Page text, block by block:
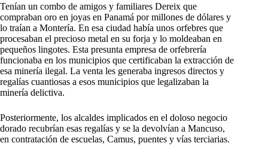
Tenían un combo de amigos y familiares Dereix que
compraban oro en joyas en Panamá por millones de dólares y
lo traían a Montería. En esa ciudad había unos orfebres que
procesaban el precioso metal en su forja y lo moldeaban en
pequeños lingotes. Esta presunta empresa de orfebrería
funcionaba en los municipios que certificaban la extracción de
esa minería ilegal. La venta les generaba ingresos directos y
regalías cuantiosas a esos municipios que legalizaban la
minería delictiva.
Posteriormente, los alcaldes implicados en el doloso negocio
dorado recubrían esas regalías y se la devolvían a Mancuso,
en contratación de escuelas, Camus, puentes y vías terciarias.